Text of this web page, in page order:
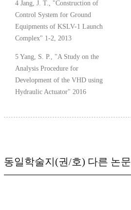
4 Jang, J. T., "Construction of
Control System for Ground
Equipments of KSLV-1 Launch
Complex" 1-2, 2013
5 Yang, S. P., "A Study on the
Analysis Procedure for
Development of the VHD using
Hydraulic Actuator" 2016
동일학술지(권/호) 다른 논문